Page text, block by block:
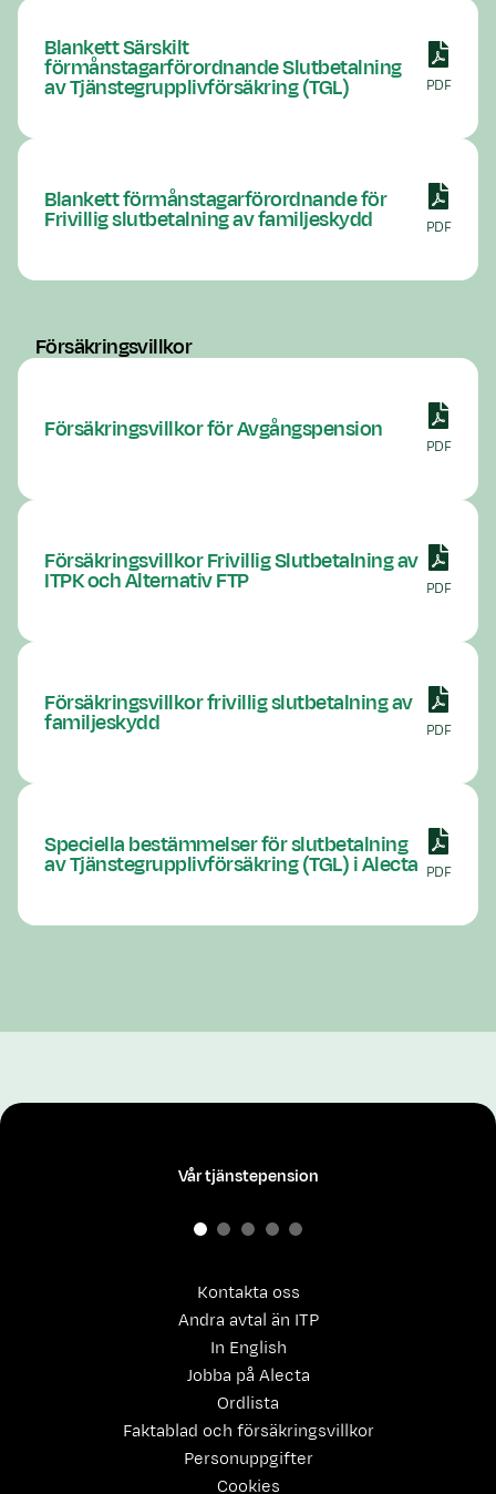
Blankett Särskilt
förmånstagarförordnande Slutbetalning
av Tjänstegrupplivförsäkring (TGL) PDF
Blankett förmånstagarförordnande för
Frivillig slutbetalning av familjeskydd PDF
Försäkringsvillkor
Försäkringsvillkor för Avgångspension
PDF
Försäkringsvillkor Frivillig Slutbetalning av
ITPK och Alternativ FTP PDF
Försäkringsvillkor frivillig slutbetalning av
familjeskydd PDF
Speciella bestämmelser för slutbetalning
av Tjänstegrupplivförsäkring (TGL) i Alecta PDF
Kontakta oss
Andra avtal än ITP
In English
Jobba på Alecta
Ordlista
Faktablad och försäkringsvillkor
Personuppgifter
Cookies
Vår tjänstepension